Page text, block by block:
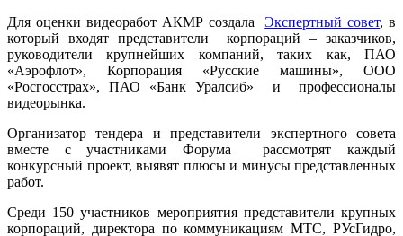
Для оценки видеоработ АКМР создалаЭкспертный совет, в
который входят представители корпораций – заказчиков,
руководители крупнейших компаний, таких как, ПАО
«Аэрофлот», Корпорация «Русские машины», ООО
«Росгосстрах», ПАО «Банк Уралсиб» и профессионалы
видеорынка.
Организатор тендера и представители экспертного совета
вместе с участниками Форума рассмотрят каждый
конкурсный проект, выявят плюсы и минусы представленных
работ.
Среди 150 участников мероприятия представители крупных
корпораций, директора по коммуникациям МТС, РУсГидро,